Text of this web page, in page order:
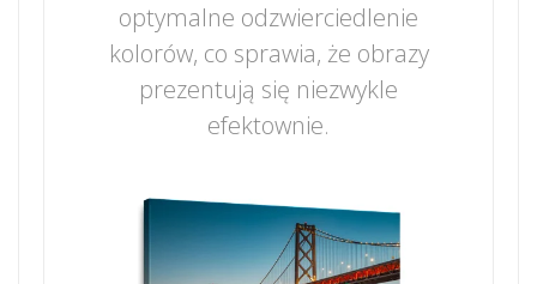
optymalne odzwierciedlenie
kolorów, co sprawia, że obrazy
prezentują się niezwykle
efektownie.